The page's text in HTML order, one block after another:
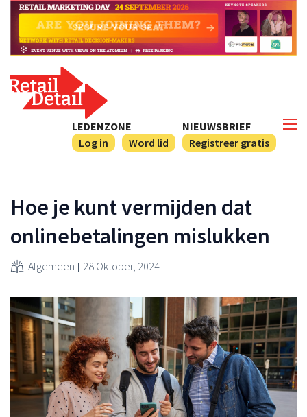
NIEUWSBRIEF
Registreer gratis
LEDENZONE
Log in
Word lid
Hoe je kunt vermijden dat
onlinebetalingen mislukken
Algemeen 28 Oktober, 2024